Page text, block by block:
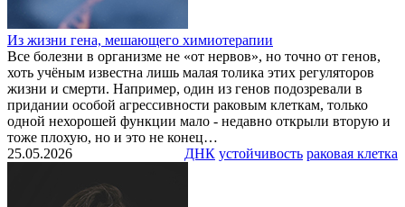
Из жизни гена, мешающего химиотерапии
Все болезни в организме не «от нервов», но точно от генов,
хоть учёным известна лишь малая толика этих регуляторов
жизни и смерти. Например, один из генов подозревали в
придании особой агрессивности раковым клеткам, только
одной нехорошей функции мало - недавно открыли вторую и
тоже плохую, но и это не конец…
ДНК устойчивость раковая клетка
25.05.2026